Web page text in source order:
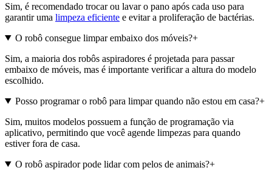
Sim, é recomendado trocar ou lavar o pano após cada uso para
garantir uma limpeza eficiente e evitar a proliferação de bactérias.
O robô consegue limpar embaixo dos móveis?+
Sim, a maioria dos robôs aspiradores é projetada para passar
embaixo de móveis, mas é importante verificar a altura do modelo
escolhido.
Posso programar o robô para limpar quando não estou em casa?+
Sim, muitos modelos possuem a função de programação via
aplicativo, permitindo que você agende limpezas para quando
estiver fora de casa.
O robô aspirador pode lidar com pelos de animais?+